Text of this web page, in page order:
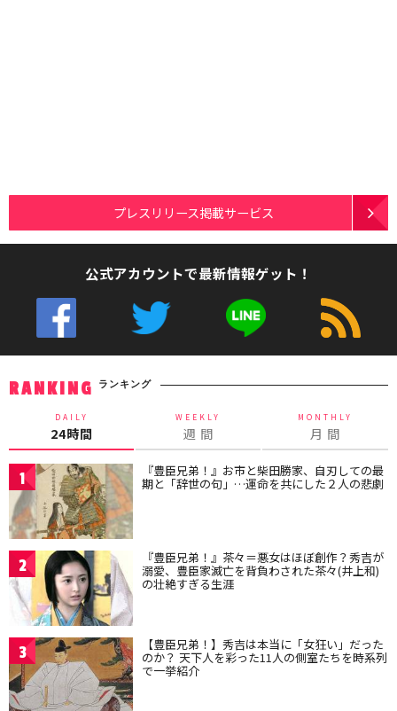
プレスリリース掲載サービス
公式アカウントで最新情報ゲット！
RANKING ランキング
DAILY
24時間
WEEKLY
週 間
MONTHLY
月 間
1 『豊臣兄弟！』お市と柴田勝家、自刃しての最
期と「辞世の句」…運命を共にした２人の悲劇
2 『豊臣兄弟！』茶々＝悪女はほぼ創作？秀吉が
溺愛、豊臣家滅亡を背負わされた茶々(井上和)
の壮絶すぎる生涯
3 【豊臣兄弟！】秀吉は本当に「女狂い」だった
のか？ 天下人を彩った11人の側室たちを時系列
で一挙紹介